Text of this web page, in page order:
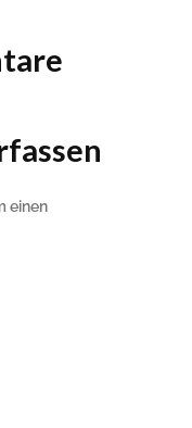
einen